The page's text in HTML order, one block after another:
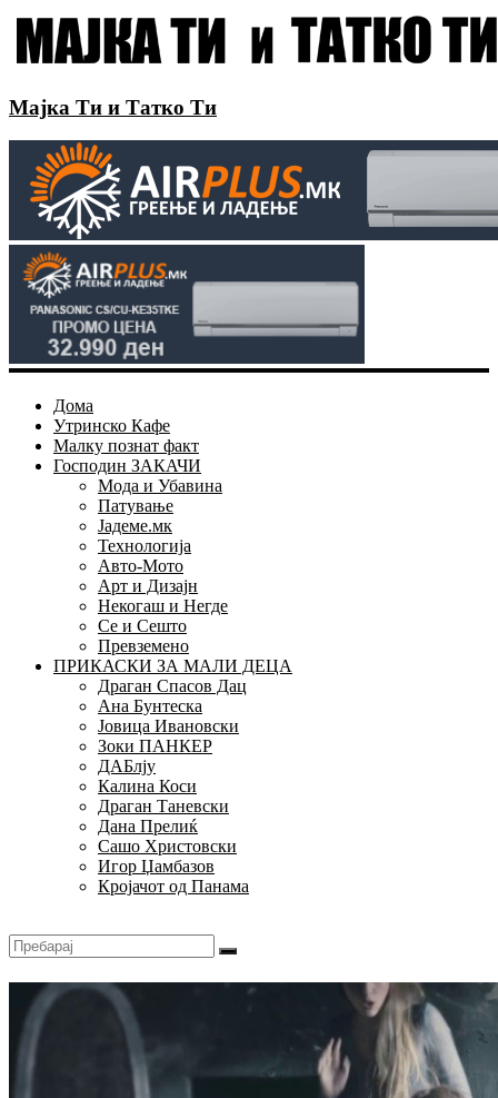
Мајка Ти и Татко Ти
Дома
Утринско Кафе
Малку познат факт
Господин ЗАКАЧИ
Мода и Убавина
Патување
Јадеме.мк
Технологија
Авто-Мото
Арт и Дизајн
Некогаш и Негде
Се и Сешто
Превземено
ПРИКАСКИ ЗА МАЛИ ДЕЦА
Драган Спасов Дац
Ана Бунтеска
Јовица Ивановски
Зоки ПАНКЕР
ДАБлју
Калина Коси
Драган Таневски
Дана Прелиќ
Сашо Христовски
Игор Џамбазов
Кројачот од Панама